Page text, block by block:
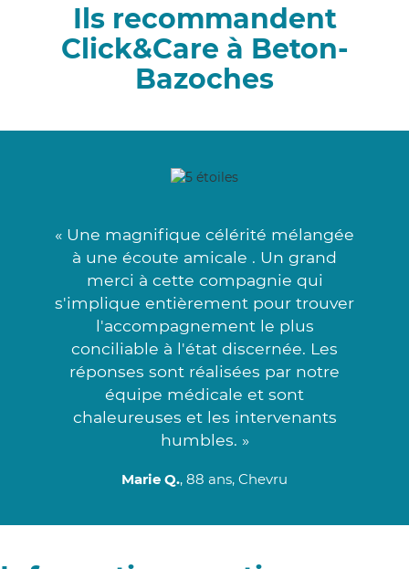
Ils recommandent
Click&Care à Beton-
Bazoches
« Une magnifique célérité mélangée
à une écoute amicale . Un grand
merci à cette compagnie qui
s'implique entièrement pour trouver
l'accompagnement le plus
conciliable à l'état discernée. Les
réponses sont réalisées par notre
équipe médicale et sont
chaleureuses et les intervenants
humbles. »
Marie Q., 88 ans, Chevru